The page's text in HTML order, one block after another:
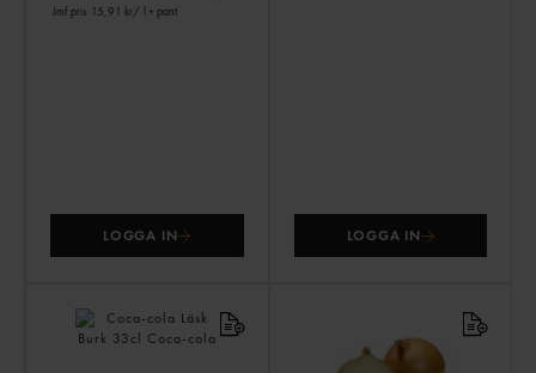
Jmf.pris 15,91 kr/ l + pant
LOGGA IN LOGGA IN